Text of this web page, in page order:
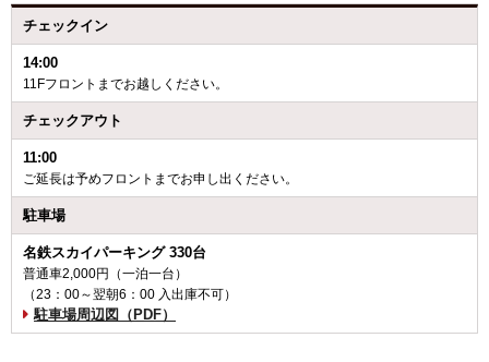
チェックイン
14:00
11Fフロントまでお越しください。
チェックアウト
11:00
ご延長は予めフロントまでお申し出ください。
駐車場
名鉄スカイパーキング 330台
普通車2,000円（一泊一台）
（23：00～翌朝6：00 入出庫不可）
駐車場周辺図（PDF）